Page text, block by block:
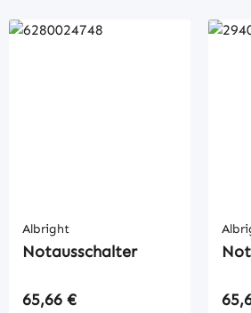
Albright
Notausschalter
Regulärer Preis:
65,66 €